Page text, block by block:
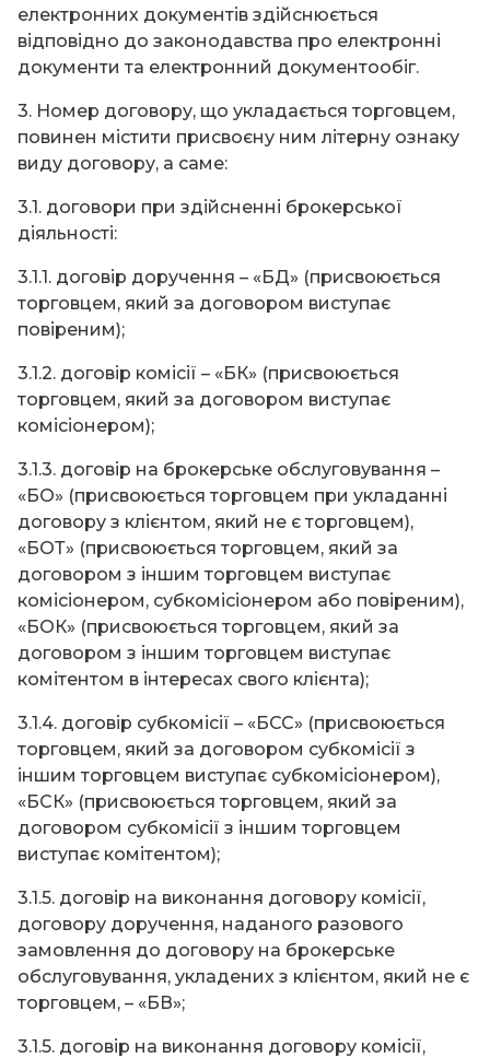
електронних документів здійснюється
відповідно до законодавства про електронні
документи та електронний документообіг.
3. Номер договору, що укладається торговцем,
повинен містити присвоєну ним літерну ознаку
виду договору, а саме:
3.1. договори при здійсненні брокерської
діяльності:
3.1.1. договір доручення – «БД» (присвоюється
торговцем, який за договором виступає
повіреним);
3.1.2. договір комісії – «БК» (присвоюється
торговцем, який за договором виступає
комісіонером);
3.1.3. договір на брокерське обслуговування –
«БО» (присвоюється торговцем при укладанні
договору з клієнтом, який не є торговцем),
«БОТ» (присвоюється торговцем, який за
договором з іншим торговцем виступає
комісіонером, субкомісіонером або повіреним),
«БОК» (присвоюється торговцем, який за
договором з іншим торговцем виступає
комітентом в інтересах свого клієнта);
3.1.4. договір субкомісії – «БСС» (присвоюється
торговцем, який за договором субкомісії з
іншим торговцем виступає субкомісіонером),
«БСК» (присвоюється торговцем, який за
договором субкомісії з іншим торговцем
виступає комітентом);
3.1.5. договір на виконання договору комісії,
договору доручення, наданого разового
замовлення до договору на брокерське
обслуговування, укладених з клієнтом, який не є
торговцем, – «БВ»;
3.1.5. договір на виконання договору комісії,